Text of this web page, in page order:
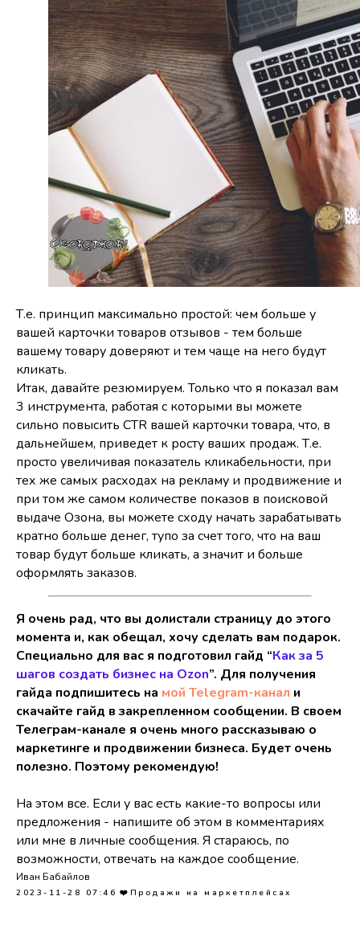
Т.е. принцип максимально простой: чем больше у
вашей карточки товаров отзывов - тем больше
вашему товару доверяют и тем чаще на него будут
кликать.
Итак, давайте резюмируем. Только что я показал вам
3 инструмента, работая с которыми вы можете
сильно повысить CTR вашей карточки товара, что, в
дальнейшем, приведет к росту ваших продаж. Т.е.
просто увеличивая показатель кликабельности, при
тех же самых расходах на рекламу и продвижение и
при том же самом количестве показов в поисковой
выдаче Озона, вы можете сходу начать зарабатывать
кратно больше денег, тупо за счет того, что на ваш
товар будут больше кликать, а значит и больше
оформлять заказов.
Я очень рад, что вы долистали страницу до этого
момента и, как обещал, хочу сделать вам подарок.
Специально для вас я подготовил гайд “Как за 5
шагов создать бизнес на Ozon”. Для получения
гайда подпишитесь на мой Telegram-канал и
скачайте гайд в закрепленном сообщении. В своем
Телеграм-канале я очень много рассказываю о
маркетинге и продвижении бизнеса. Будет очень
полезно. Поэтому рекомендую!
На этом все. Если у вас есть какие-то вопросы или
предложения - напишите об этом в комментариях
или мне в личные сообщения. Я стараюсь, по
возможности, отвечать на каждое сообщение.
Иван Бабайлов
2023-11-28 07:46 ❤️Продажи на маркетплейсах